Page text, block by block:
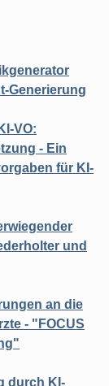
Generierung
VO:
- Ein
für KI-
und
an die
- "FOCUS
durch KI-